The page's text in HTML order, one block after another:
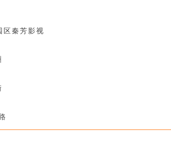
区秦芳影视